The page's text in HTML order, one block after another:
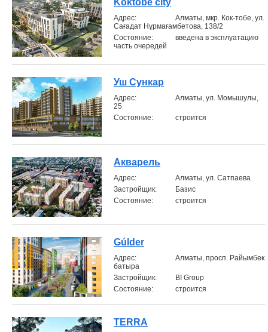
Koktobe city
Aдрес:
Алматы, мкр. Кок-тобе, ул.
Сағадат Нұрмағамбетова, 138/2
Состояние:
введена в эксплуатацию
часть очередей
Уш Сункар
Aдрес:
Алматы, ул. Момышулы,
25
Состояние:
строится
Акварель
Aдрес:
Алматы, ул. Сатпаева
Застройщик:
Базис
Состояние:
строится
Gúlder
Aдрес:
Алматы, просп. Райымбек
батыра
Застройщик:
BI Group
Состояние:
строится
TERRA